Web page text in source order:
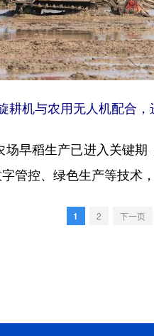
机与农用无人机配合，
稻生产已进入关键期
管控、绿色生产等技术
1 2 下一页